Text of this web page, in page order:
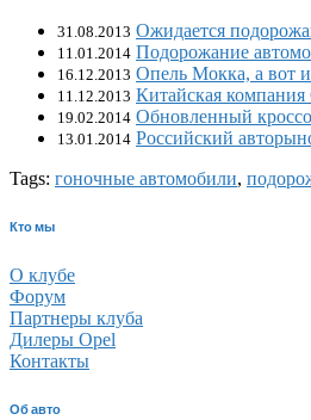
31.08.2013 Ожидается
11.01.2014 Подорожание
16.12.2013 Опель Мокка, а вот и
11.12.2013 Китайская
19.02.2014 Обновленный
13.01.2014 Российский
Tags: гоночные автомобили,
Кто мы
О клубе
Форум
Партнеры клуба
Дилеры Opel
Контакты
Об авто